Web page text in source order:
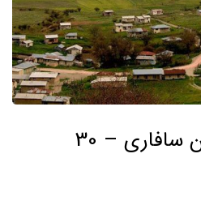
جهان نما – اکسیژن سافاری – 30